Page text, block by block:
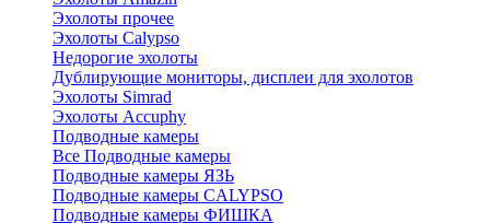
Эхолоты прочее
Эхолоты Calypso
Недорогие эхолоты
Дублирующие мониторы, дисплеи для эхолотов
Эхолоты Simrad
Эхолоты Accuphy
Подводные камеры
Все Подводные камеры
Подводные камеры ЯЗЬ
Подводные камеры CALYPSO
Подводные камеры ФИШКА